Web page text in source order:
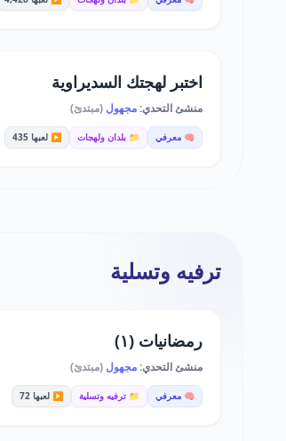
اختبر لهجتك السديراوية
منشئ التحدي:مجهول (مبتدئ)
🧠 معرفي 📁 بلدان ولهجات ▶️ لعبها 435
ترفيه وتسلية
رمضانيات (١)
منشئ التحدي:مجهول (مبتدئ)
🧠 معرفي 📁 ترفيه وتسلية ▶️ لعبها 72